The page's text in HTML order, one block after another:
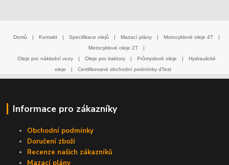
Domů | Kontakt | Specifikace olejů | Mazací plány | Motocyklové oleje 4T
|
Motocyklové oleje 2T
|
Oleje pro nákladní vozy
| Oleje pro traktory | Průmyslové oleje |
Hydraulické
oleje
| Certifikované obchodní podmínky dTest
Informace pro zákazníky
Obchodní podmínky
Doručení zboží
Recenze našich zákazníků
Mazací plány